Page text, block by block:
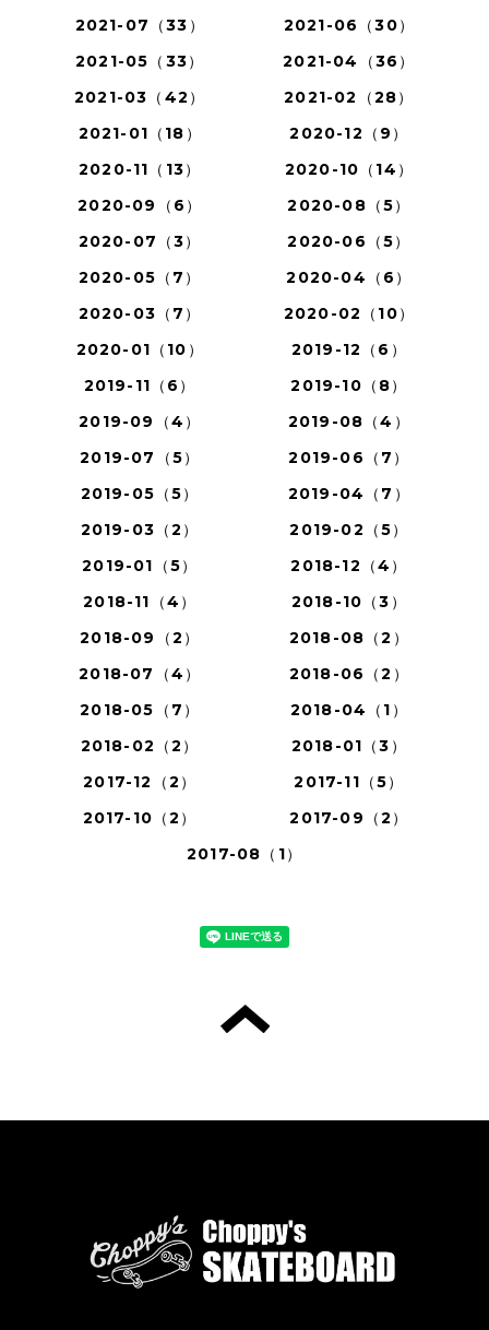
2021-07（33）
2021-06（30）
2021-05（33）
2021-04（36）
2021-03（42）
2021-02（28）
2021-01（18）
2020-12（9）
2020-11（13）
2020-10（14）
2020-09（6）
2020-08（5）
2020-07（3）
2020-06（5）
2020-05（7）
2020-04（6）
2020-03（7）
2020-02（10）
2020-01（10）
2019-12（6）
2019-11（6）
2019-10（8）
2019-09（4）
2019-08（4）
2019-07（5）
2019-06（7）
2019-05（5）
2019-04（7）
2019-03（2）
2019-02（5）
2019-01（5）
2018-12（4）
2018-11（4）
2018-10（3）
2018-09（2）
2018-08（2）
2018-07（4）
2018-06（2）
2018-05（7）
2018-04（1）
2018-02（2）
2018-01（3）
2017-12（2）
2017-11（5）
2017-10（2）
2017-09（2）
2017-08（1）